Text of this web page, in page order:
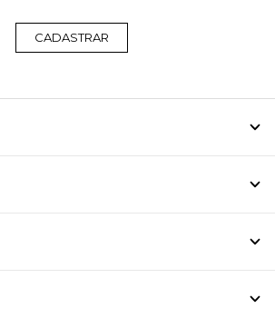
CADASTRAR